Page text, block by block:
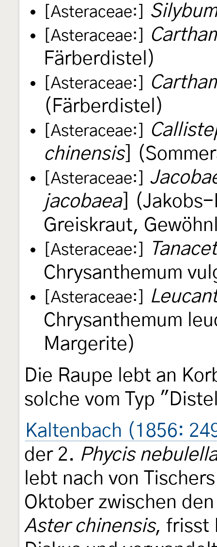
[Asteraceae:]
[Asteraceae:]
Färberdistel)
[Asteraceae:]
(Färberdistel)
[Asteraceae:]
chinensis]
[Asteraceae:]
jacobaea] (Jakobs-
Greiskraut,
[Asteraceae:]
Chrysanthemum
[Asteraceae:]
Chrysanthemum
Margerite)
Die Raupe lebt an
solche vom Typ
Kaltenbach (1856:
der 2. Phycis
lebt nach von
Oktober zwischen
Aster chinensis, frisst